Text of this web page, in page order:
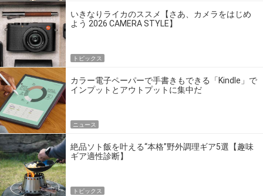
いきなりライカのススメ【さあ、カメラをはじめ
よう 2026 CAMERA STYLE】
トピックス
カラー電子ペーパーで手書きもできる「Kindle」で
インプットとアウトプットに集中だ
ニュース
絶品ソト飯を叶える“本格”野外調理ギア5選【趣味
ギア適性診断】
トピックス